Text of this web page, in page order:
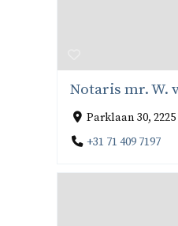
Notaris mr. W.
Parklaan 30,
+31 71 409 7197